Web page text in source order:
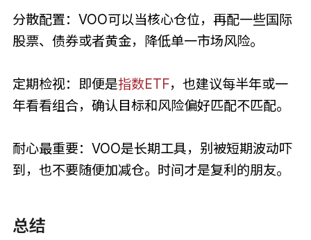
分散配置：VOO可以当核心仓位，再配一些国际
股票、债券或者黄金，降低单一市场风险。
定期检视：即便是指数ETF，也建议每半年或一
年看看组合，确认目标和风险偏好匹配不匹配。
耐心最重要：VOO是长期工具，别被短期波动吓
到，也不要随便加减仓。时间才是复利的朋友。
总结